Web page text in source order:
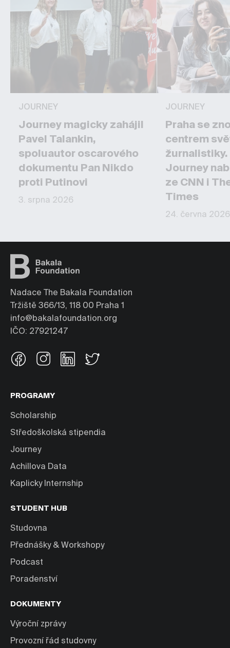
JOURNEY
Journey magicky zahájil
Pavel Talankin,
spoluautor oscarového
dokumentu Pan Nikdo
proti Putinovi
3. srpna 2026
JOURNEY
Praha se
centrem
žurnalistiky.
Journey
ze CNN i
Times
24. června 2026
Nadace The Bakala Foundation
Tržiště 366/13, 118 00 Praha 1
info@bakalafoundation.org
IČO: 27921247
PROGRAMY
Scholarship
Středoškolská stipendia
Journey
Achillova Data
Kaplicky Internship
STUDENT HUB
Studovna
Přednášky & Workshopy
Podcast
Poradenství
DOKUMENTY
Výroční zprávy
Provozní řád studovny